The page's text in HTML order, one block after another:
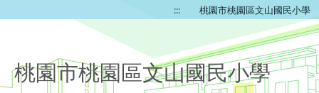
::: 桃園市桃園區文山國民小學
桃園市桃園區文山國民小學